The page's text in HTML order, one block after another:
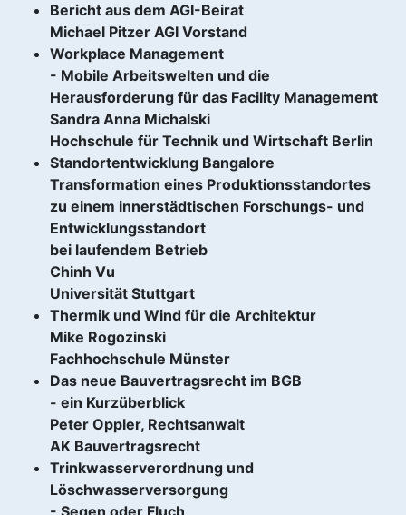
Bericht aus dem AGI-Beirat
Michael Pitzer AGI Vorstand
Workplace Management
- Mobile Arbeitswelten und die
Herausforderung für das Facility Management
Sandra Anna Michalski
Hochschule für Technik und Wirtschaft Berlin
Standortentwicklung Bangalore
Transformation eines Produktionsstandortes
zu einem innerstädtischen Forschungs- und
Entwicklungsstandort
bei laufendem Betrieb
Chinh Vu
Universität Stuttgart
Thermik und Wind für die Architektur
Mike Rogozinski
Fachhochschule Münster
Das neue Bauvertragsrecht im BGB
- ein Kurzüberblick
Peter Oppler, Rechtsanwalt
AK Bauvertragsrecht
Trinkwasserverordnung und
Löschwasserversorgung